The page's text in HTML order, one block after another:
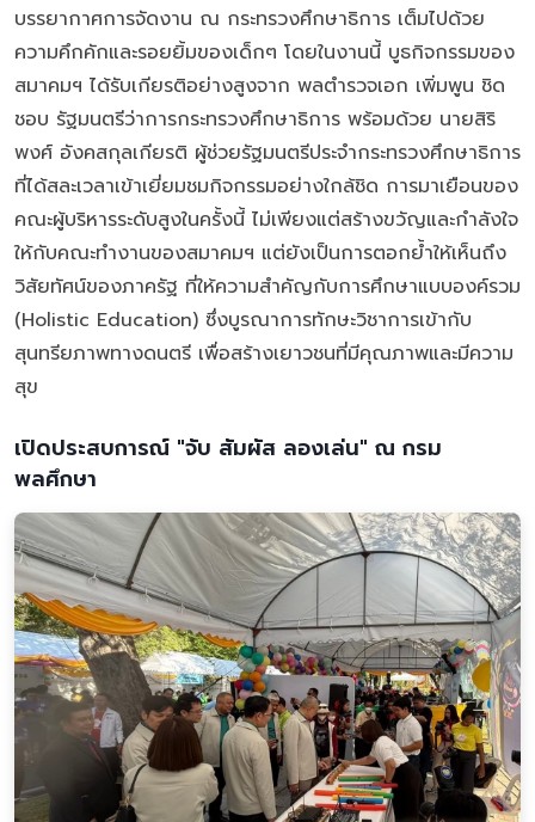
บรรยากาศการจัดงาน ณ กระทรวงศึกษาธิการ เต็มไปด้วย
ความคึกคักและรอยยิ้มของเด็กๆ โดยในงานนี้ บูธกิจกรรมของ
สมาคมฯ ได้รับเกียรติอย่างสูงจาก พลตำรวจเอก เพิ่มพูน ชิด
ชอบ รัฐมนตรีว่าการกระทรวงศึกษาธิการ พร้อมด้วย นายสิริ
พงศ์ อังคสกุลเกียรติ ผู้ช่วยรัฐมนตรีประจำกระทรวงศึกษาธิการ
ที่ได้สละเวลาเข้าเยี่ยมชมกิจกรรมอย่างใกล้ชิด การมาเยือนของ
คณะผู้บริหารระดับสูงในครั้งนี้ ไม่เพียงแต่สร้างขวัญและกำลังใจ
ให้กับคณะทำงานของสมาคมฯ แต่ยังเป็นการตอกย้ำให้เห็นถึง
วิสัยทัศน์ของภาครัฐ ที่ให้ความสำคัญกับการศึกษาแบบองค์รวม
(Holistic Education) ซึ่งบูรณาการทักษะวิชาการเข้ากับ
สุนทรียภาพทางดนตรี เพื่อสร้างเยาวชนที่มีคุณภาพและมีความ
สุข
เปิดประสบการณ์ "จับ สัมผัส ลองเล่น" ณ กรม
พลศึกษา